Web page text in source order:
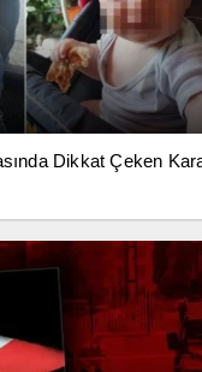
Dikkat Çeken